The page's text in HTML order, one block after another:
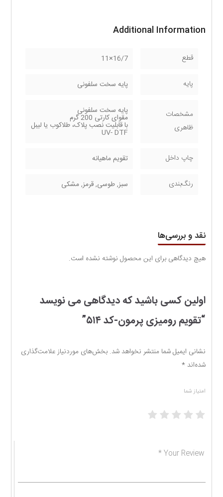
Additional Information
قطع 16/7×11
پایه پایه سخت سلفونی
مشخصات
ظاهری
پایه سخت سلفونی
مقوای کارتی 200 گرم
با قابلیت نصب پلاک، طلاکوب یا لیبل
UV- DTF
چاپ داخل تقویم ماهیانه
رنگ‌بندی سبز, طوسی, قرمز, مشکی
نقد و بررسی‌ها
هیچ دیدگاهی برای این محصول نوشته نشده است.
اولین کسی باشید که دیدگاهی می نویسد
“تقویم رومیزی پرمون-کد ۵۱۴”
نشانی ایمیل شما منتشر نخواهد شد. بخش‌های موردنیاز علامت‌گذاری
شده‌اند*
امتیاز شما
Your Review
*